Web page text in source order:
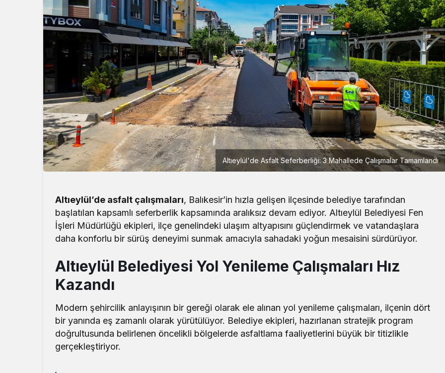
Altıeylül'de Asfalt Seferberliği: 3 Mahallede Çalışmalar Tamamlandı
Altıeylül’de asfalt çalışmaları, Balıkesir’in hızla gelişen ilçesinde belediye tarafından
başlatılan kapsamlı seferberlik kapsamında aralıksız devam ediyor. Altıeylül Belediyesi Fen
İşleri Müdürlüğü ekipleri, ilçe genelindeki ulaşım altyapısını güçlendirmek ve vatandaşlara
daha konforlu bir sürüş deneyimi sunmak amacıyla sahadaki yoğun mesaisini sürdürüyor.
Altıeylül Belediyesi Yol Yenileme Çalışmaları Hız
Kazandı
Modern şehircilik anlayışının bir gereği olarak ele alınan yol yenileme çalışmaları, ilçenin dört
bir yanında eş zamanlı olarak yürütülüyor. Belediye ekipleri, hazırlanan stratejik program
doğrultusunda belirlenen öncelikli bölgelerde asfaltlama faaliyetlerini büyük bir titizlikle
gerçekleştiriyor.
BANÜ Rektörü Boz’dan YKS
Savaştepe’de GSB Yaz Spor